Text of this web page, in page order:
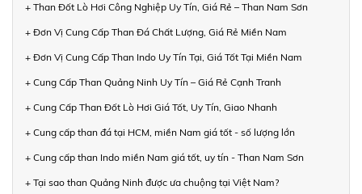
+ Than Đốt Lò Hơi Công Nghiệp Uy Tín, Giá Rẻ – Than Nam Sơn
+ Đơn Vị Cung Cấp Than Đá Chất Lượng, Giá Rẻ Miền Nam
+ Đơn Vị Cung Cấp Than Indo Uy Tín Tại, Giá Tốt Tại Miền Nam
+ Cung Cấp Than Quảng Ninh Uy Tín – Giá Rẻ Cạnh Tranh
+ Cung Cấp Than Đốt Lò Hơi Giá Tốt, Uy Tín, Giao Nhanh
+ Cung cấp than đá tại HCM, miền Nam giá tốt - số lượng lớn
+ Cung cấp than Indo miền Nam giá tốt, uy tín - Than Nam Sơn
+ Tại sao than Quảng Ninh được ưa chuộng tại Việt Nam?